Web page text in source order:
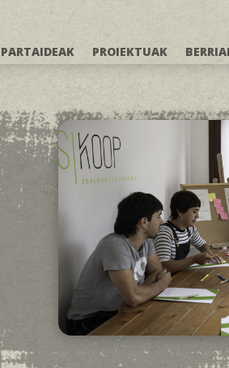
PARTAIDEAK PROIEKTUAK